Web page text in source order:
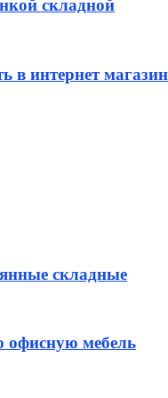
складной
в интернет
складные
офисную мебель